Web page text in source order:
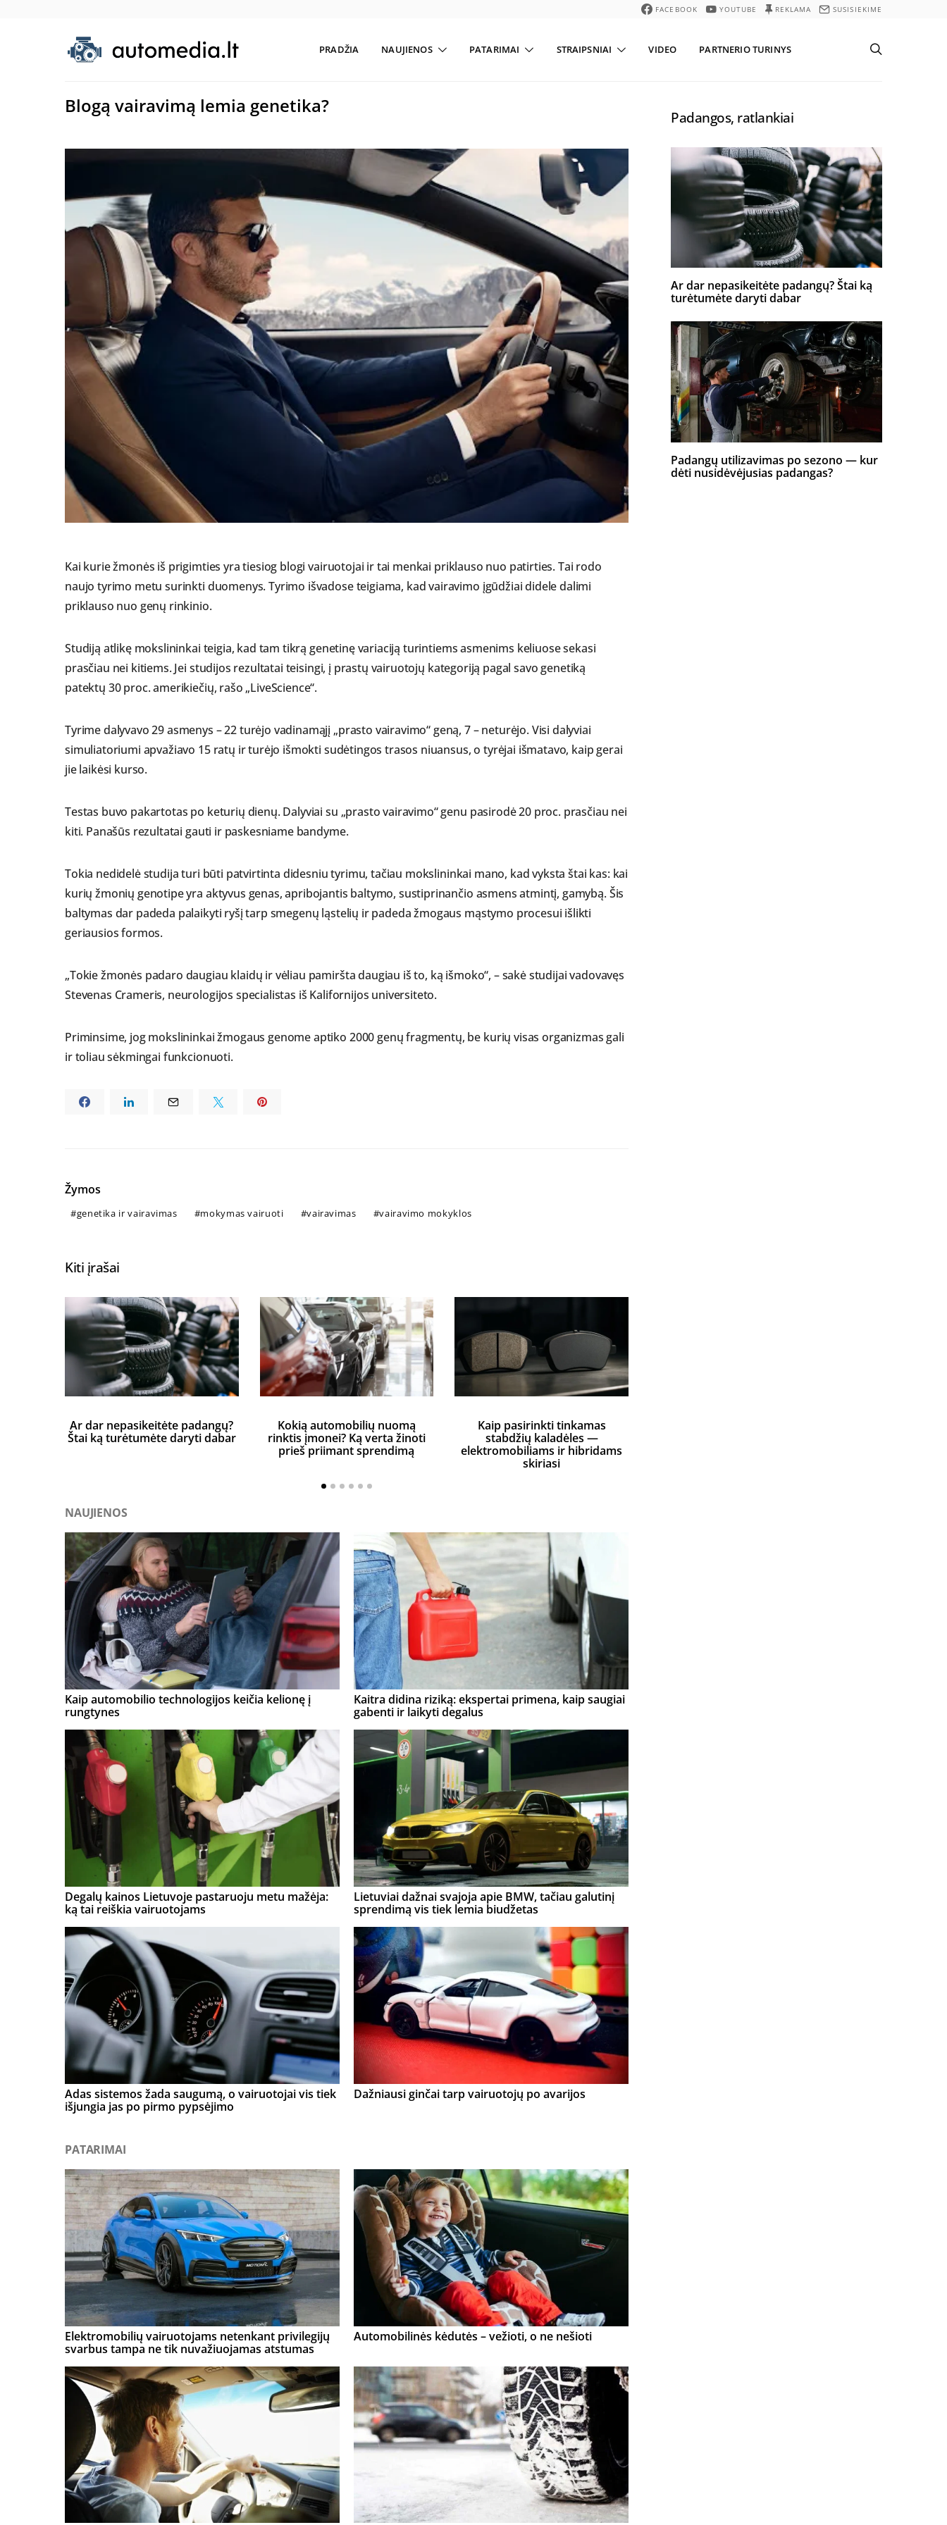
FACEBOOK YOUTUBE REKLAMA SUSISIEKIME
PRADŽIA NAUJIENOS PATARIMAI STRAIPSNIAI VIDEO PARTNERIO TURINYS
Blogą vairavimą lemia genetika?
Kai kurie žmonės iš prigimties yra tiesiog blogi vairuotojai ir tai menkai priklauso nuo patirties. Tai rodo
naujo tyrimo metu surinkti duomenys. Tyrimo išvadose teigiama, kad vairavimo įgūdžiai didele dalimi
priklauso nuo genų rinkinio.
Studiją atlikę mokslininkai teigia, kad tam tikrą genetinę variaciją turintiems asmenims keliuose sekasi
prasčiau nei kitiems. Jei studijos rezultatai teisingi, į prastų vairuotojų kategoriją pagal savo genetiką
patektų 30 proc. amerikiečių, rašo „LiveScience“.
Tyrime dalyvavo 29 asmenys – 22 turėjo vadinamąjį „prasto vairavimo“ geną, 7 – neturėjo. Visi dalyviai
simuliatoriumi apvažiavo 15 ratų ir turėjo išmokti sudėtingos trasos niuansus, o tyrėjai išmatavo, kaip gerai
jie laikėsi kurso.
Testas buvo pakartotas po keturių dienų. Dalyviai su „prasto vairavimo“ genu pasirodė 20 proc. prasčiau nei
kiti. Panašūs rezultatai gauti ir paskesniame bandyme.
Tokia nedidelė studija turi būti patvirtinta didesniu tyrimu, tačiau mokslininkai mano, kad vyksta štai kas: kai
kurių žmonių genotipe yra aktyvus genas, apribojantis baltymo, sustiprinančio asmens atmintį, gamybą. Šis
baltymas dar padeda palaikyti ryšį tarp smegenų ląstelių ir padeda žmogaus mąstymo procesui išlikti
geriausios formos.
„Tokie žmonės padaro daugiau klaidų ir vėliau pamiršta daugiau iš to, ką išmoko“, – sakė studijai vadovavęs
Stevenas Crameris, neurologijos specialistas iš Kalifornijos universiteto.
Priminsime, jog mokslininkai žmogaus genome aptiko 2000 genų fragmentų, be kurių visas organizmas gali
ir toliau sėkmingai funkcionuoti.
Žymos
genetika ir vairavimas mokymas vairuoti vairavimas vairavimo mokyklos
Kiti įrašai
Ar dar nepasikeitėte padangų?
Štai ką turėtumėte daryti dabar
Kokią automobilių nuomą
rinktis įmonei? Ką verta žinoti
prieš priimant sprendimą
Kaip pasirinkti tinkamas
stabdžių kaladėles —
elektromobiliams ir hibridams
skiriasi
NAUJIENOS
Kaip automobilio technologijos keičia kelionę į
rungtynes
Kaitra didina riziką: ekspertai primena, kaip saugiai
gabenti ir laikyti degalus
Degalų kainos Lietuvoje pastaruoju metu mažėja:
ką tai reiškia vairuotojams
Lietuviai dažnai svajoja apie BMW, tačiau galutinį
sprendimą vis tiek lemia biudžetas
Adas sistemos žada saugumą, o vairuotojai vis tiek
išjungia jas po pirmo pypsėjimo
Dažniausi ginčai tarp vairuotojų po avarijos
PATARIMAI
Elektromobilių vairuotojams netenkant privilegijų
svarbus tampa ne tik nuvažiuojamas atstumas
Automobilinės kėdutės – vežioti, o ne nešioti
Padangos, ratlankiai
Ar dar nepasikeitėte padangų? Štai ką
turėtumėte daryti dabar
Padangų utilizavimas po sezono — kur
dėti nusidėvėjusias padangas?